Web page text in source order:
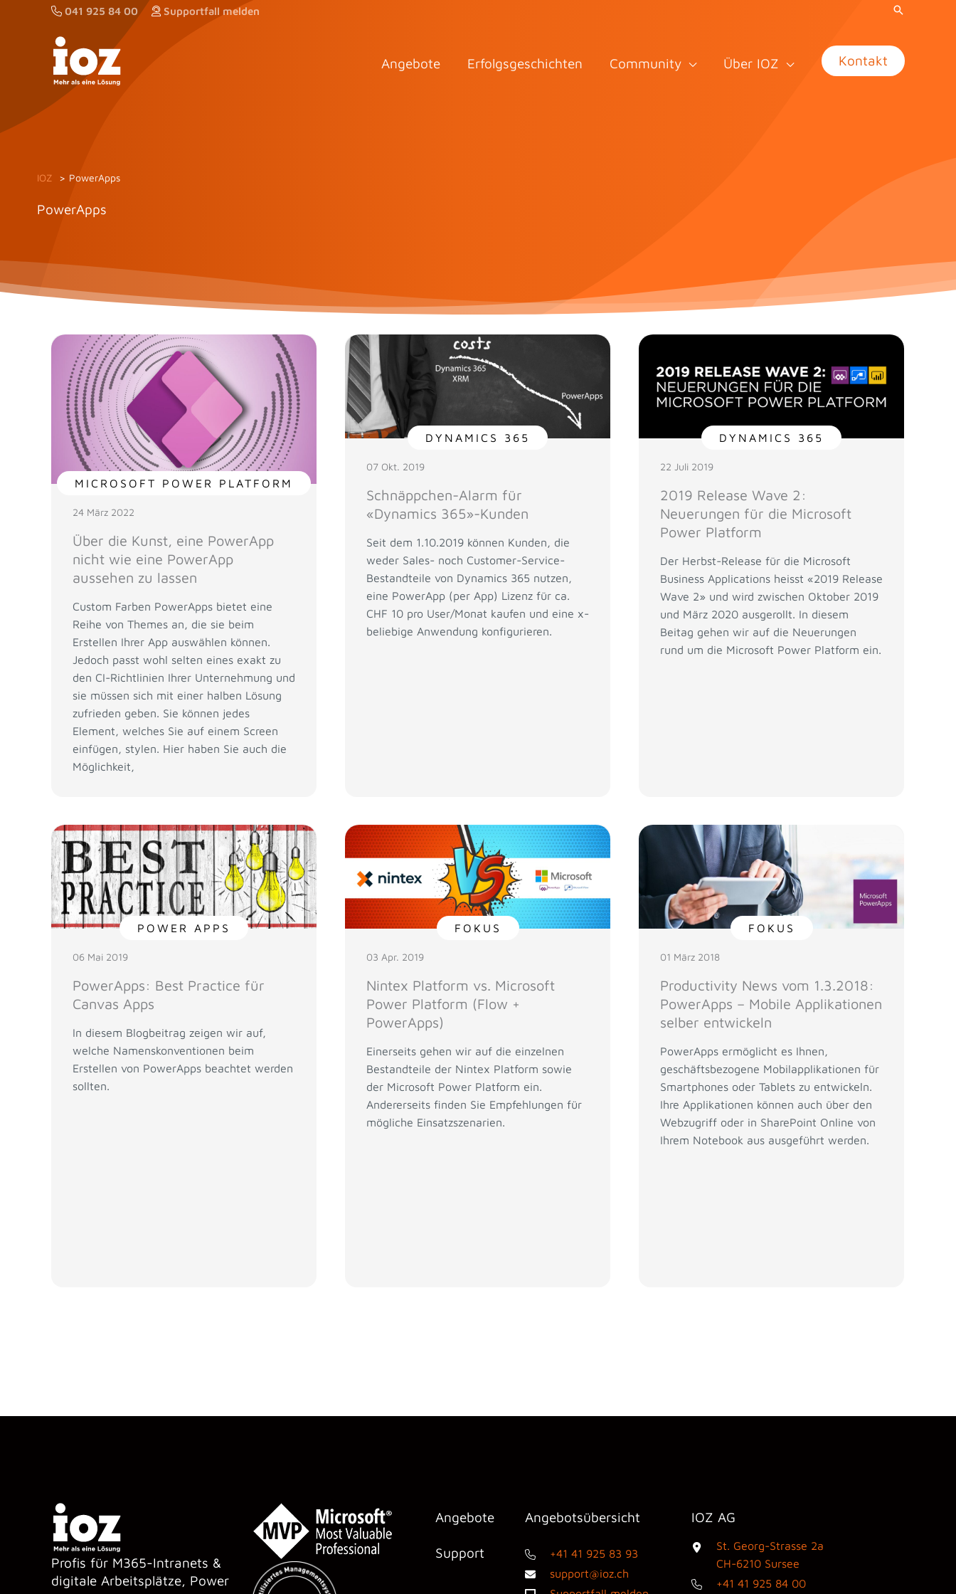
041 925 84 00 Supportfall melden
Angebote Erfolgsgeschichten Community Über IOZ Kontakt
IOZ PowerApps
PowerApps
MICROSOFT POWER PLATFORM
24 März 2022
Über die Kunst, eine PowerApp
nicht wie eine PowerApp
aussehen zu lassen
Custom Farben PowerApps bietet eine
Reihe von Themes an, die sie beim
Erstellen Ihrer App auswählen können.
Jedoch passt wohl selten eines exakt zu
den CI-Richtlinien Ihrer Unternehmung und
sie müssen sich mit einer halben Lösung
zufrieden geben. Sie können jedes
Element, welches Sie auf einem Screen
einfügen, stylen. Hier haben Sie auch die
Möglichkeit,
DYNAMICS 365
07 Okt. 2019
Schnäppchen-Alarm für
«Dynamics 365»-Kunden
Seit dem 1.10.2019 können Kunden, die
weder Sales- noch Customer-Service-
Bestandteile von Dynamics 365 nutzen,
eine PowerApp (per App) Lizenz für ca.
CHF 10 pro User/Monat kaufen und eine x-
beliebige Anwendung konfigurieren.
DYNAMICS 365
22 Juli 2019
2019 Release Wave 2:
Neuerungen für die Microsoft
Power Platform
Der Herbst-Release für die Microsoft
Business Applications heisst «2019 Release
Wave 2» und wird zwischen Oktober 2019
und März 2020 ausgerollt. In diesem
Beitag gehen wir auf die Neuerungen
rund um die Microsoft Power Platform ein.
POWER APPS
06 Mai 2019
PowerApps: Best Practice für
Canvas Apps
In diesem Blogbeitrag zeigen wir auf,
welche Namenskonventionen beim
Erstellen von PowerApps beachtet werden
sollten.
FOKUS
03 Apr. 2019
Nintex Platform vs. Microsoft
Power Platform (Flow +
PowerApps)
Einerseits gehen wir auf die einzelnen
Bestandteile der Nintex Platform sowie
der Microsoft Power Platform ein.
Andererseits finden Sie Empfehlungen für
mögliche Einsatzszenarien.
FOKUS
01 März 2018
Productivity News vom 1.3.2018:
PowerApps – Mobile Applikationen
selber entwickeln
PowerApps ermöglicht es Ihnen,
geschäftsbezogene Mobilapplikationen für
Smartphones oder Tablets zu entwickeln.
Ihre Applikationen können auch über den
Webzugriff oder in SharePoint Online von
Ihrem Notebook aus ausgeführt werden.
Profis für M365-Intranets &
digitale Arbeitsplätze, Power
Angebote Angebotsübersicht
Support
+41 41 925 83 93
support@ioz.ch
IOZ AG
St. Georg-Strasse 2a
CH-6210 Sursee
+41 41 925 84 00